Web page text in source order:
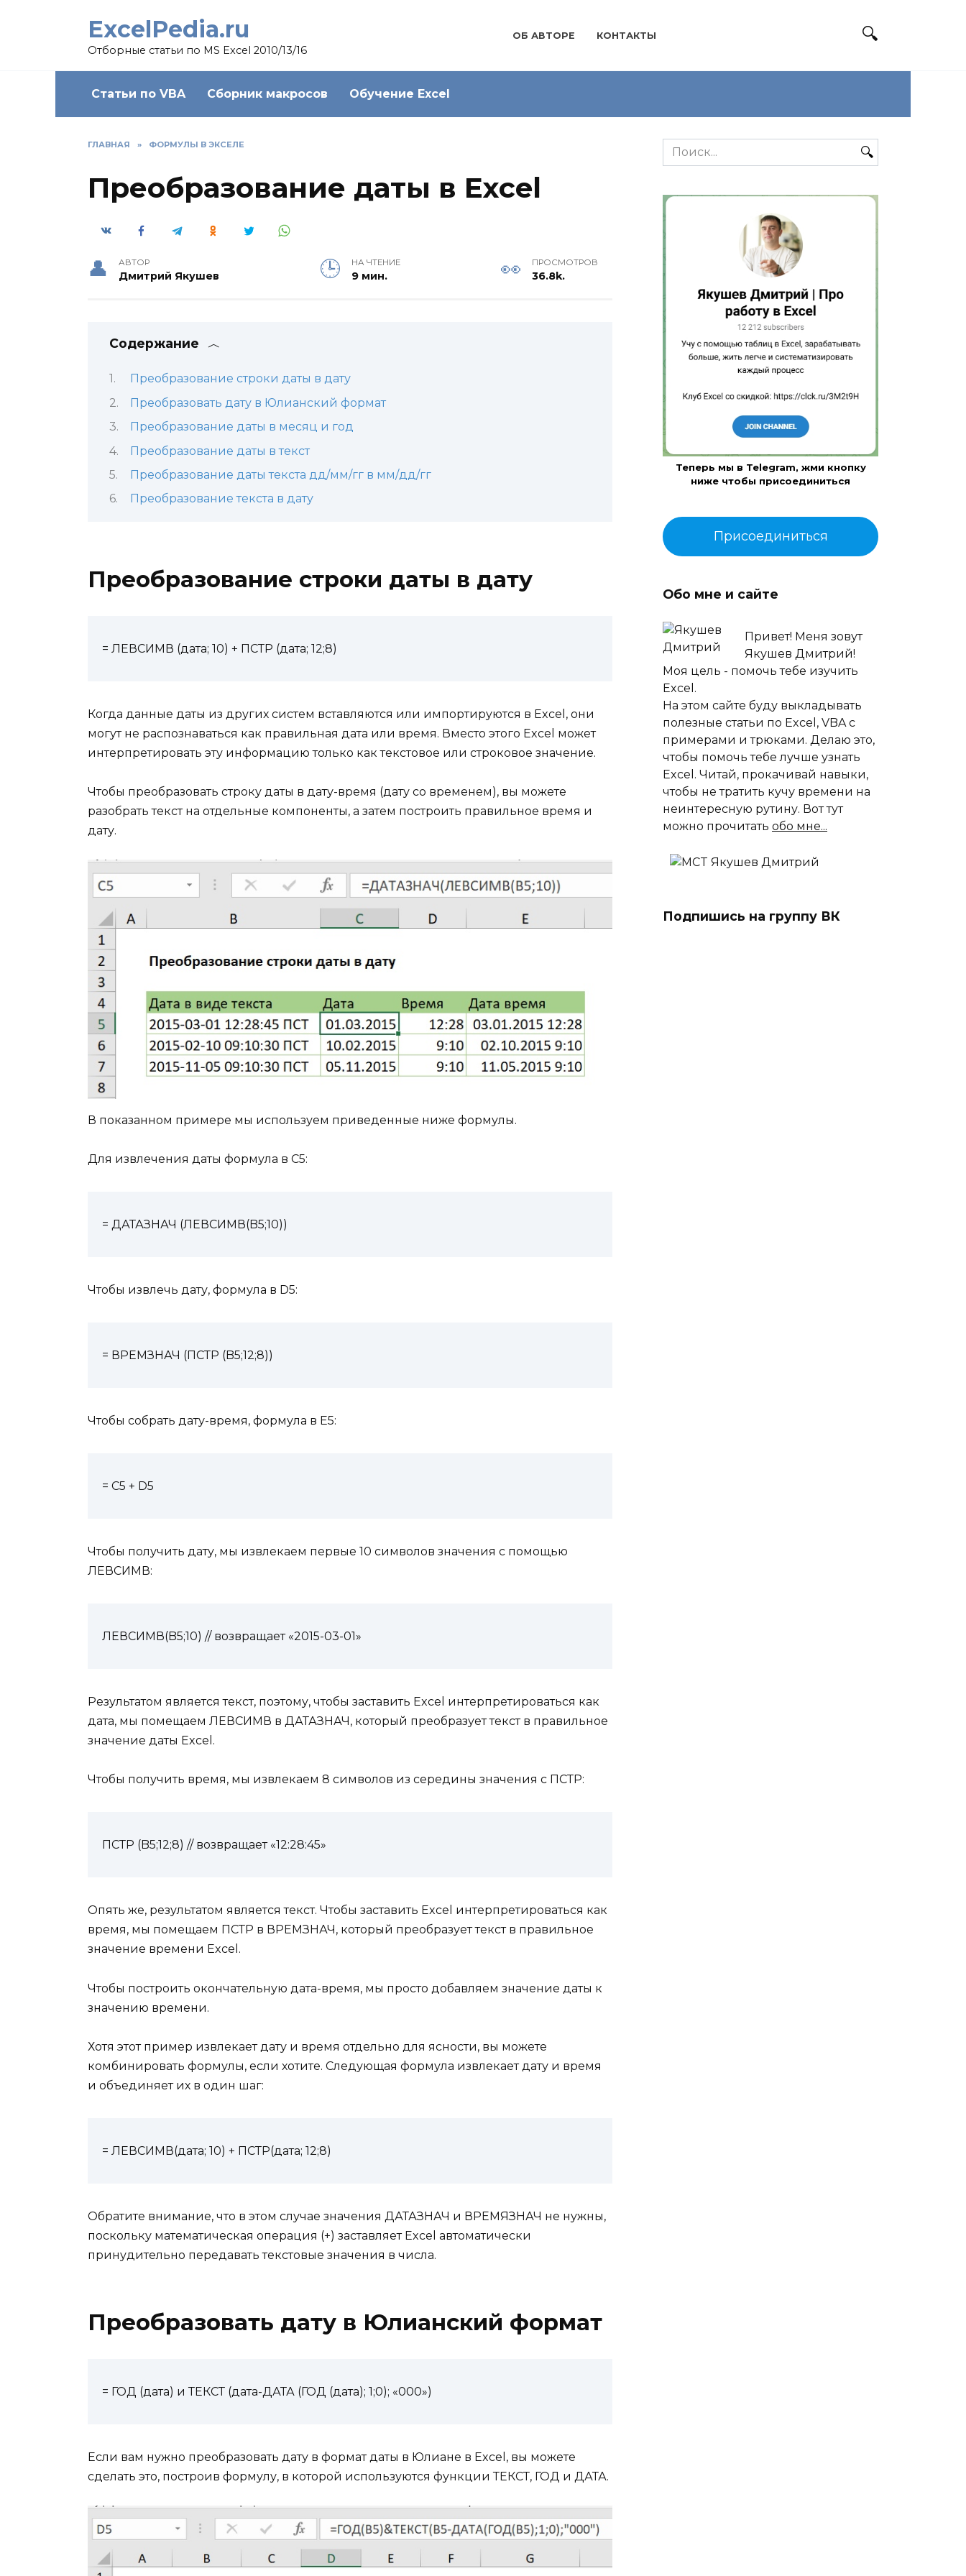
ExcelPedia.ru
Отборные статьи по MS Excel 2010/13/16
ОБ АВТОРЕ КОНТАКТЫ
Статьи по VBA Сборник макросов Обучение Excel
ГЛАВНАЯ » ФОРМУЛЫ В ЭКСЕЛЕ
Преобразование даты в Excel
АВТОР
Дмитрий Якушев
НА ЧТЕНИЕ
9 мин.
ПРОСМОТРОВ
36.8k.
Содержание
Преобразование строки даты в дату
Преобразовать дату в Юлианский формат
Преобразование даты в месяц и год
Преобразование даты в текст
Преобразование даты текста дд/мм/гг в мм/дд/гг
Преобразование текста в дату
Преобразование строки даты в дату
= ЛЕВСИМВ (дата; 10) + ПСТР (дата; 12;8)
Когда данные даты из других систем вставляются или импортируются в Excel, они
могут не распознаваться как правильная дата или время. Вместо этого Excel может
интерпретировать эту информацию только как текстовое или строковое значение.
Чтобы преобразовать строку даты в дату-время (дату со временем), вы можете
разобрать текст на отдельные компоненты, а затем построить правильное время и
дату.
В показанном примере мы используем приведенные ниже формулы.
Для извлечения даты формула в C5:
= ДАТАЗНАЧ (ЛЕВСИМВ(B5;10))
Чтобы извлечь дату, формула в D5:
= ВРЕМЗНАЧ (ПСТР (B5;12;8))
Чтобы собрать дату-время, формула в E5:
= C5 + D5
Чтобы получить дату, мы извлекаем первые 10 символов значения с помощью
ЛЕВСИМВ:
ЛЕВСИМВ(B5;10) // возвращает «2015-03-01»
Результатом является текст, поэтому, чтобы заставить Excel интерпретироваться как
дата, мы помещаем ЛЕВСИМВ в ДАТАЗНАЧ, который преобразует текст в правильное
значение даты Excel.
Чтобы получить время, мы извлекаем 8 символов из середины значения с ПСТР:
ПСТР (B5;12;8) // возвращает «12:28:45»
Опять же, результатом является текст. Чтобы заставить Excel интерпретироваться как
время, мы помещаем ПСТР в ВРЕМЗНАЧ, который преобразует текст в правильное
значение времени Excel.
Чтобы построить окончательную дата-время, мы просто добавляем значение даты к
значению времени.
Хотя этот пример извлекает дату и время отдельно для ясности, вы можете
комбинировать формулы, если хотите. Следующая формула извлекает дату и время
и объединяет их в один шаг:
= ЛЕВСИМВ(дата; 10) + ПСТР(дата; 12;8)
Обратите внимание, что в этом случае значения ДАТАЗНАЧ и ВРЕМЯЗНАЧ не нужны,
поскольку математическая операция (+) заставляет Excel автоматически
принудительно передавать текстовые значения в числа.
Преобразовать дату в Юлианский формат
= ГОД (дата) и ТЕКСТ (дата-ДАТА (ГОД (дата); 1;0); «000»)
Если вам нужно преобразовать дату в формат даты в Юлиане в Excel, вы можете
сделать это, построив формулу, в которой используются функции ТЕКСТ, ГОД и ДАТА.
Search
for:
Теперь мы в Telegram, жми кнопку
ниже чтобы присоединиться
Присоединиться
Обо мне и сайте
Привет! Меня зовут
Якушев Дмитрий!
Моя цель - помочь тебе изучить
Excel.
На этом сайте буду выкладывать
полезные статьи по Excel, VBA с
примерами и трюками. Делаю это,
чтобы помочь тебе лучше узнать
Excel. Читай, прокачивай навыки,
чтобы не тратить кучу времени на
неинтересную рутину. Вот тут
можно прочитать обо мне...
Подпишись на группу ВК